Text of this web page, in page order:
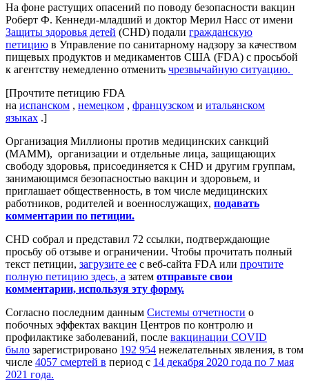
На фоне растущих опасений по поводу безопасности вакцин
Роберт Ф. Кеннеди-младший и доктор Мерил Насс от имени
Защиты здоровья детей (CHD) подали гражданскую
петицию в Управление по санитарному надзору за качеством
пищевых продуктов и медикаментов США (FDA) с просьбой
к агентству немедленно отменить чрезвычайную ситуацию.
[Прочтите петицию FDA
на испанском , немецком , французском и итальянском
языках .]
Организация Миллионы против медицинских санкций
(MAMM), организации и отдельные лица, защищающих
свободу здоровья, присоединяется к CHD и другим группам,
занимающимся безопасностью вакцин и здоровьем, и
приглашает общественность, в том числе медицинских
работников, родителей и военнослужащих, подавать
комментарии по петиции.
CHD собрал и представил 72 ссылки, подтверждающие
просьбу об отзыве и ограничении. Чтобы прочитать полный
текст петиции, загрузите ее с веб-сайта FDA или прочтите
полную петицию здесь, а затем отправьте свои
комментарии, используя эту форму.
Согласно последним данным Системы отчетности о
побочных эффектах вакцин Центров по контролю и
профилактике заболеваний, после вакцинации COVID
было зарегистрировано 192 954 нежелательных явления, в том
числе 4057 смертей в период с 14 декабря 2020 года по 7 мая
2021 года.